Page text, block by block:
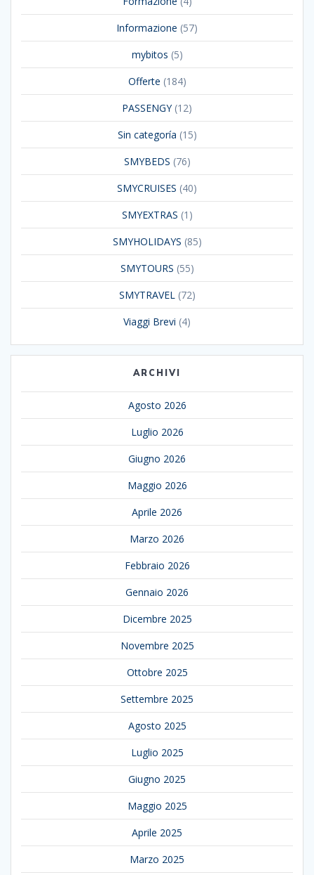
Informazione (57)
mybitos (5)
Offerte (184)
PASSENGY(12)
Sin categoría (15)
SMYBEDS (76)
SMYCRUISES (40)
SMYEXTRAS (1)
SMYHOLIDAYS (85)
SMYTOURS (55)
SMYTRAVEL (72)
Viaggi Brevi (4)
ARCHIVI
Agosto 2026
Luglio 2026
Giugno 2026
Maggio 2026
Aprile 2026
Marzo 2026
Febbraio 2026
Gennaio 2026
Dicembre 2025
Novembre 2025
Ottobre 2025
Settembre 2025
Agosto 2025
Luglio 2025
Giugno 2025
Maggio 2025
Aprile 2025
Marzo 2025